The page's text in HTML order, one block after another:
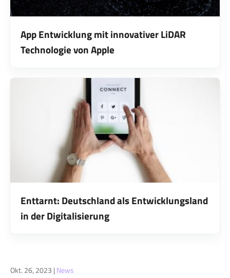
App Entwicklung mit innovativer LiDAR
Technologie von Apple
Enttarnt: Deutschland als Entwicklungsland
in der Digitalisierung
Okt. 26, 2023 | News